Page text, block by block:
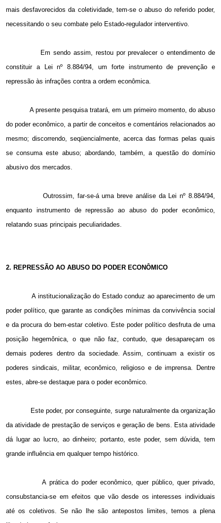
mais desfavorecidos da coletividade, tem-se o abuso do referido poder,
necessitando o seu combate pelo Estado-regulador interventivo.
Em sendo assim, restou por prevalecer o entendimento de
constituir a Lei nº 8.884/94, um forte instrumento de prevenção e
repressão às infrações contra a ordem econômica.
A presente pesquisa tratará, em um primeiro momento, do abuso
do poder econômico, a partir de conceitos e comentários relacionados ao
mesmo; discorrendo, seqüencialmente, acerca das formas pelas quais
se consuma este abuso; abordando, também, a questão do domínio
abusivo dos mercados.
Outrossim, far-se-á uma breve análise da Lei nº 8.884/94,
enquanto instrumento de repressão ao abuso do poder econômico,
relatando suas principais peculiaridades.
2. REPRESSÃO AO ABUSO DO PODER ECONÔMICO
A institucionalização do Estado conduz ao aparecimento de um
poder político, que garante as condições mínimas da convivência social
e da procura do bem-estar coletivo. Este poder político desfruta de uma
posição hegemônica, o que não faz, contudo, que desapareçam os
demais poderes dentro da sociedade. Assim, continuam a existir os
poderes sindicais, militar, econômico, religioso e de imprensa. Dentre
estes, abre-se destaque para o poder econômico.
Este poder, por conseguinte, surge naturalmente da organização
da atividade de prestação de serviços e geração de bens. Esta atividade
dá lugar ao lucro, ao dinheiro; portanto, este poder, sem dúvida, tem
grande influência em qualquer tempo histórico.
A prática do poder econômico, quer público, quer privado,
consubstancia-se em efeitos que vão desde os interesses individuais
até os coletivos. Se não lhe são antepostos limites, temos a plena